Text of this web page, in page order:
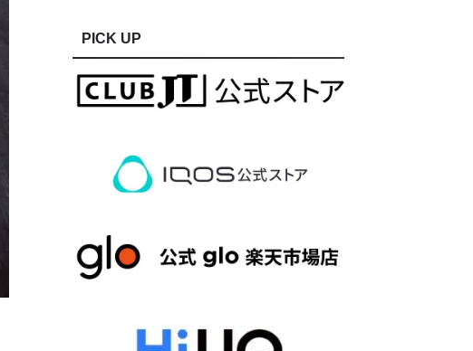
PICK UP